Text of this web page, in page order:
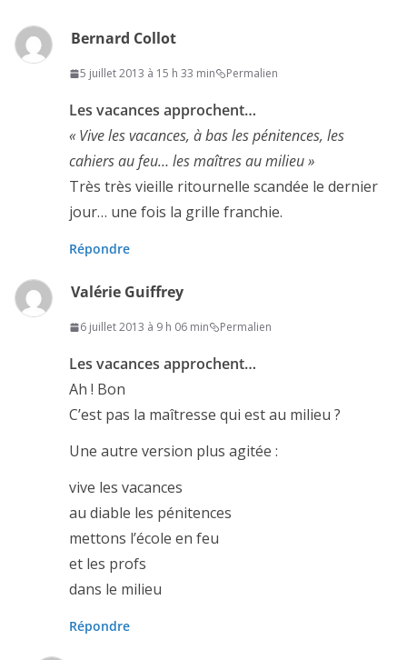
Bernard Collot
5 juillet 2013 à 15 h 33 min Permalien
Les vacances approchent…
« Vive les vacances, à bas les pénitences, les
cahiers au feu… les maîtres au milieu »
Très très vieille ritournelle scandée le dernier
jour… une fois la grille franchie.
Répondre
Valérie Guiffrey
6 juillet 2013 à 9 h 06 min Permalien
Les vacances approchent…
Ah ! Bon
C’est pas la maîtresse qui est au milieu ?
Une autre version plus agitée :
vive les vacances
au diable les pénitences
mettons l’école en feu
et les profs
dans le milieu
Répondre